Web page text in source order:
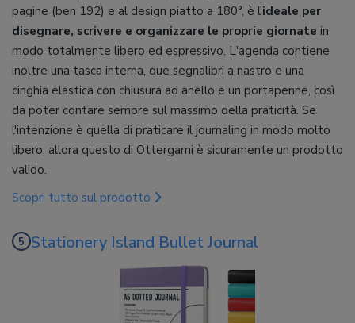
pagine (ben 192) e al design piatto a 180°, è l'ideale per
disegnare, scrivere e organizzare le proprie giornate in
modo totalmente libero ed espressivo. L'agenda contiene
inoltre una tasca interna, due segnalibri a nastro e una
cinghia elastica con chiusura ad anello e un portapenne, così
da poter contare sempre sul massimo della praticità. Se
l'intenzione è quella di praticare il journaling in modo molto
libero, allora questo di Ottergami è sicuramente un prodotto
valido.
Scopri tutto sul prodotto
Stationery Island Bullet Journal